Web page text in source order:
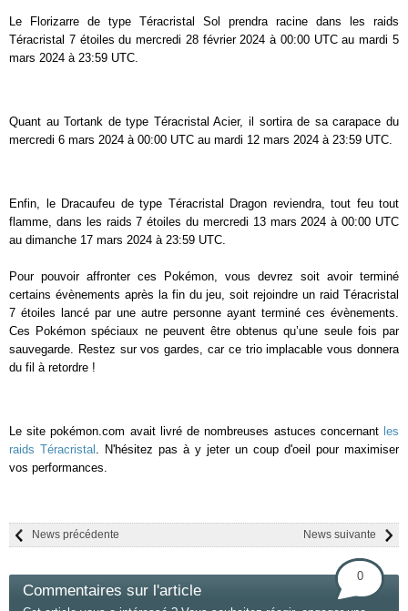
Le Florizarre de type Téracristal Sol prendra racine dans les raids
Téracristal 7 étoiles du mercredi 28 février 2024 à 00:00 UTC au mardi 5
mars 2024 à 23:59 UTC.
Quant au Tortank de type Téracristal Acier, il sortira de sa carapace du
mercredi 6 mars 2024 à 00:00 UTC au mardi 12 mars 2024 à 23:59 UTC.
Enfin, le Dracaufeu de type Téracristal Dragon reviendra, tout feu tout
flamme, dans les raids 7 étoiles du mercredi 13 mars 2024 à 00:00 UTC
au dimanche 17 mars 2024 à 23:59 UTC.
Pour pouvoir affronter ces Pokémon, vous devrez soit avoir terminé
certains évènements après la fin du jeu, soit rejoindre un raid Téracristal
7 étoiles lancé par une autre personne ayant terminé ces évènements.
Ces Pokémon spéciaux ne peuvent être obtenus qu’une seule fois par
sauvegarde. Restez sur vos gardes, car ce trio implacable vous donnera
du fil à retordre !
Le site pokémon.com avait livré de nombreuses astuces concernant les
raids Téracristal . N'hésitez pas à y jeter un coup d'oeil pour maximiser
vos performances.
News suivante
News précédente
Commentaires sur l'article
0